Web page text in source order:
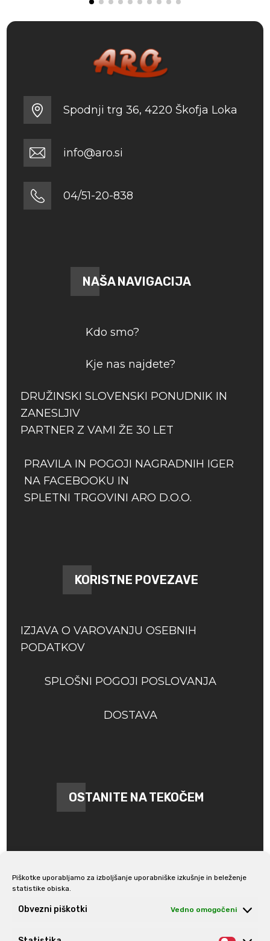
Piškotke uporabljamo za izboljšanje uporabniške izkušnje in beleženje
statistike obiska.
Obvezni piškotki Vedno omogočeni
Spodnji trg 36, 4220 Škofja Loka
info@aro.si
04/51-20-838
NAŠA NAVIGACIJA
Kdo smo?
Kje nas najdete?
DRUŽINSKI SLOVENSKI PONUDNIK IN
ZANESLJIV
PARTNER Z VAMI ŽE 30 LET
PRAVILA IN POGOJI NAGRADNIH IGER
NA FACEBOOKU IN
SPLETNI TRGOVINI ARO D.O.O.
KORISTNE POVEZAVE
IZJAVA O VAROVANJU OSEBNIH
PODATKOV
SPLOŠNI POGOJI POSLOVANJA
DOSTAVA
OSTANITE NA TEKOČEM